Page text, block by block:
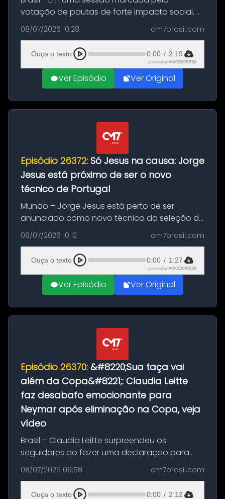
votação de pautas de forte impacto social, o
Senado Federal aprovou, nesta terça-feira (7),
dois importantes projetos de lei. As medidas
simplificam a cobrança de p...
08/07/2026 10:28 cm7brasil.com
Ouça o texto 0:00 / 2:19
powered by VOICEXPRESS
Ver Episódio Ver Original
Episódio 26372: Só Jesus na causa: Jorge
Jesus está próximo de ser o novo
técnico de Portugal
Mundo – Jorge Jesus está perto de ser
anunciado como novo técnico da seleção de
Portugal. Segundo o jornal A Bola, o treinador
de 71 anos deve assinar contrato até 2030 e
receber menos de 4 milhões de...
08/07/2026 10:12 cm7brasil.com
Ouça o texto 0:00 / 1:27
powered by VOICEXPRESS
Ver Episódio Ver Original
Episódio 26370: &#8220;Sua taça vai
além da Copa&#8221;: Claudia Leitte
faz desabafo emocionante para
Neymar após eliminação na Copa, veja
vídeo
Brasil – Claudia Leitte surpreendeu os
seguidores ao fazer uma declaração para
Neymar após o camisa 10 se despedir da
Copa do Mundo de 2026 com a derrota do
Brasil para a Noruega nas oitavas de final....
08/07/2026 09:58 cm7brasil.com
Ouça o texto 0:00 / 2:12